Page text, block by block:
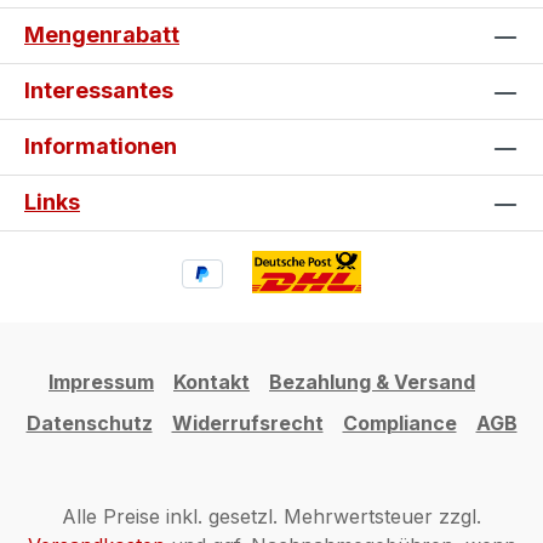
erhalten! Nutze also die Chance auf
hochwertige Schutzpads zum
Schnäppchenpreis und leiste gleichzeitig
Ressourcen schonst. Statt perfekte Ware
mit kleinen Fehlern auszusortieren, bieten
wir dir hier eine clevere und preiswerte
Alternative. Jetzt zugreifen und sparen!
Mengenrabatt
Interessantes
Informationen
Links
Impressum Kontakt
Bezahlung & Versand
Datenschutz
Widerrufsrecht Compliance AGB
Alle Preise inkl. gesetzl. Mehrwertsteuer zzgl.